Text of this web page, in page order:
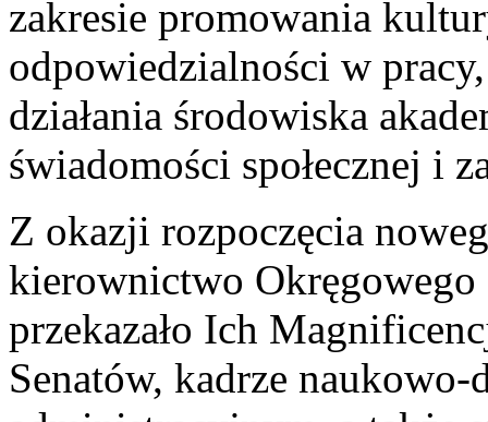
zakresie promowania
odpowiedzialności w
działania środowiska
świadomości społecznej i
Z okazji rozpoczęcia
kierownictwo
przekazało Ich
Senatów, kadrze